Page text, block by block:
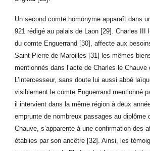
Un second comte homonyme apparaît dans
921 rédigé au palais de Laon [29]. Charles III
du comte Enguerrand [30], affecte aux
Saint-Pierre de Maroilles [31] les mêmes
mentionnés dans l’acte de Charles le Chauve
L’intercesseur, sans doute lui aussi abbé
visiblement le comte Enguerrand mentionné
il intervient dans la même région à deux
emprunte de nombreux passages au diplôme
Chauve, s’apparente à une confirmation des
établies par son ancêtre [32]. Ainsi, les